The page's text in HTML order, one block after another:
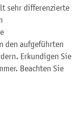
sehr differenzierte
den aufgeführten
Erkundigen Sie
Beachten Sie